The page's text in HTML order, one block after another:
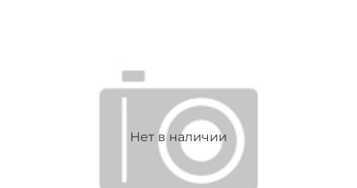
Нет в наличии